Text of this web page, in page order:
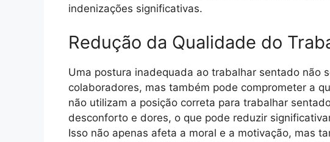
indenizações significativas.
Redução da Qualidade do
Uma postura inadequada ao trabalhar sentado não
colaboradores, mas também pode comprometer a
não utilizam a posição correta para trabalhar
desconforto e dores, o que pode reduzir
Isso não apenas afeta a moral e a motivação, mas